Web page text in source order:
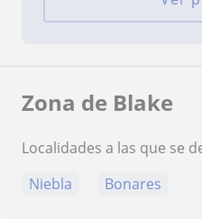
Zona de Blake
Localidades a las que se
Niebla
Bonares